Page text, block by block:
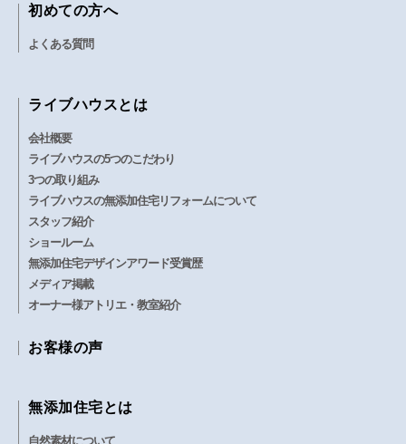
初めての方へ
よくある質問
ライブハウスとは
会社概要
ライブハウスの5つのこだわり
3つの取り組み
ライブハウスの無添加住宅リフォームについて
スタッフ紹介
ショールーム
無添加住宅デザインアワード受賞歴
メディア掲載
オーナー様アトリエ・教室紹介
お客様の声
無添加住宅とは
自然素材について